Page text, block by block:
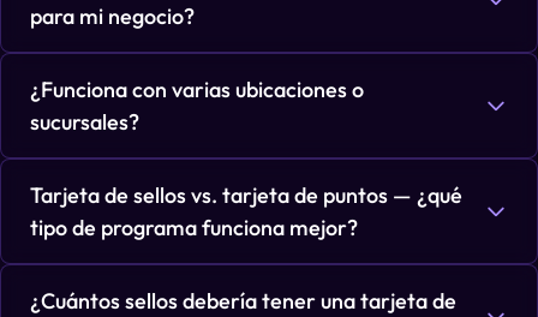
para mi negocio?
¿Funciona con varias ubicaciones o
sucursales?
Tarjeta de sellos vs. tarjeta de puntos — ¿qué
tipo de programa funciona mejor?
¿Cuántos sellos debería tener una tarjeta de